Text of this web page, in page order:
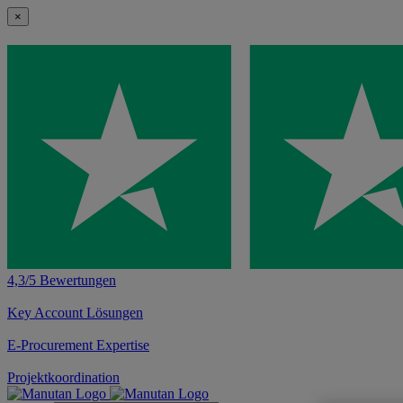
×
4,3/5 Bewertungen
Key Account Lösungen
E-Procurement Expertise
Projektkoordination